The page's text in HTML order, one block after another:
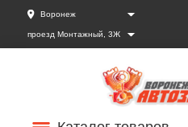
Воронеж
проезд Монтажный, 3Ж